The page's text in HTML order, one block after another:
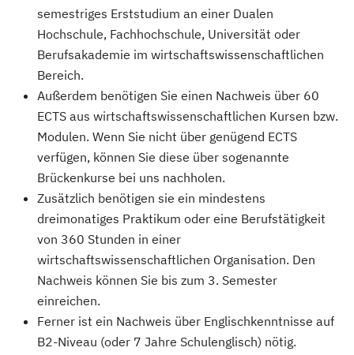
semestriges Erststudium an einer Dualen
Hochschule, Fachhochschule, Universität oder
Berufsakademie im wirtschaftswissenschaftlichen
Bereich.
Außerdem benötigen Sie einen Nachweis über 60
ECTS aus wirtschaftswissenschaftlichen Kursen bzw.
Modulen. Wenn Sie nicht über genügend ECTS
verfügen, können Sie diese über sogenannte
Brückenkurse bei uns nachholen.
Zusätzlich benötigen sie ein mindestens
dreimonatiges Praktikum oder eine Berufstätigkeit
von 360 Stunden in einer
wirtschaftswissenschaftlichen Organisation. Den
Nachweis können Sie bis zum 3. Semester
einreichen.
Ferner ist ein Nachweis über Englischkenntnisse auf
B2-Niveau (oder 7 Jahre Schulenglisch) nötig.